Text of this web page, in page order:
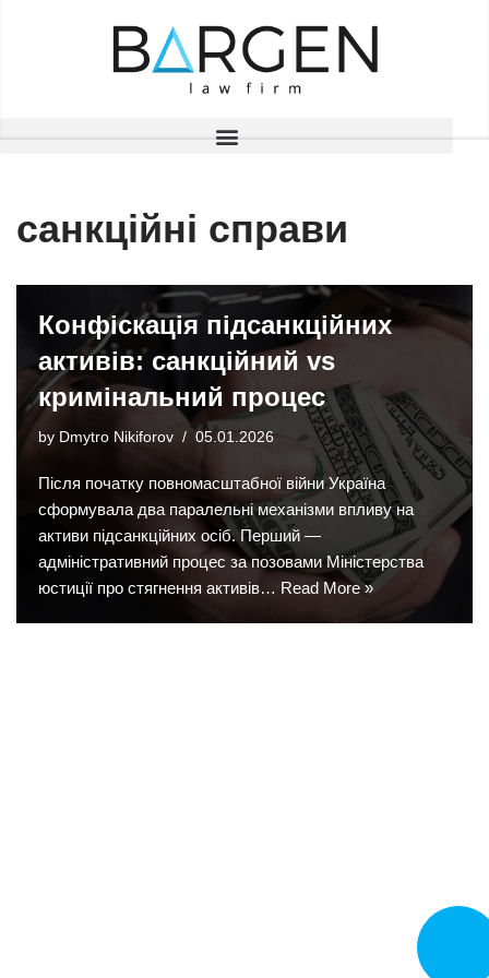
санкційні справи
Конфіскація підсанкційних
активів: санкційний vs
кримінальний процес
by Dmytro Nikiforov 05.01.2026
Після початку повномасштабної війни Україна
сформувала два паралельні механізми впливу на
активи підсанкційних осіб. Перший —
адміністративний процес за позовами Міністерства
юстиції про стягнення активів… Read More »
CALL